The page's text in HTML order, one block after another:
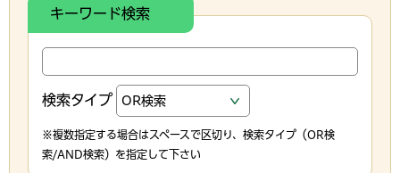
キーワード検索
検索タイプ
※複数指定する場合はスペースで区切り、検索タイプ（OR検
索/AND検索）を指定して下さい